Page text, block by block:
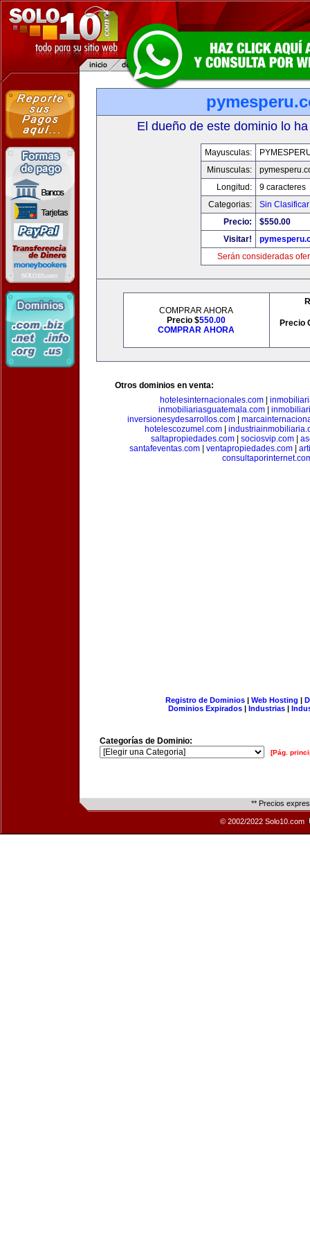
El dueño de este dominio lo
Mayusculas:
Minusculas:
Longitud:
9 caracteres
Categorias:
Sin Clasificar
Precio:
$550.00
Visitar!
Serán consideradas
COMPRAR AHORA
Precio $550.00
COMPRAR AHORA
Precio
Otros dominios en venta:
hotelesinternacionales.com|
inmobiliariasguatemala.com
inversionesydesarrollos.com|
hotelescozumel.com
saltapropiedades.com| sociosvip.com|
santafeventas.com| ventapropiedades.com|
Registro de Dominios| Web Hosting |
Dominios Expirados | Industrias |
Categorías de Dominio:
[Pág.
** Precios
© 2002/2022 Solo10.com